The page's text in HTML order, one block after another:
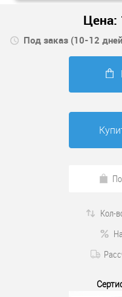
Цена:
Под заказ (10-12
Кол-